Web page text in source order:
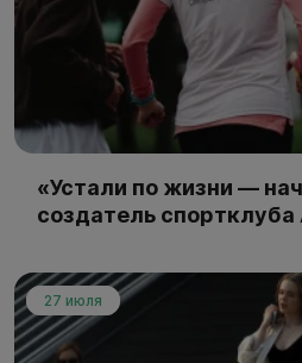
«Устали по жизни —
создатель
27 июля